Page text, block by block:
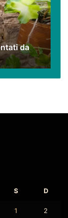
da
S D
1 2